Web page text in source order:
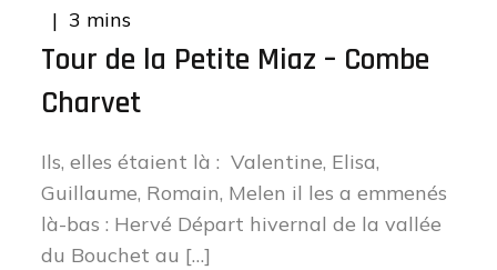
3 mins
Tour de la Petite Miaz – Combe
Charvet
Ils, elles étaient là : Valentine, Elisa,
Guillaume, Romain, Melen il les a emmenés
là-bas : Hervé Départ hivernal de la vallée
du Bouchet au […]